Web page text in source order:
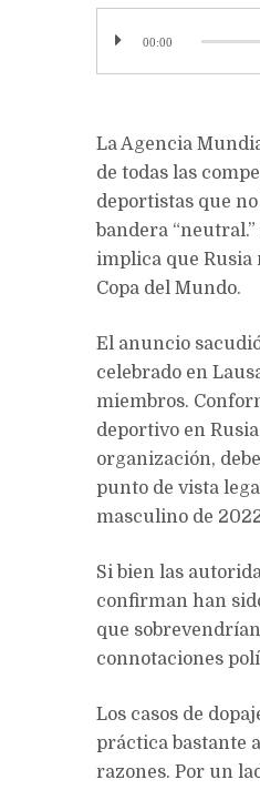
00:00
La Agencia
de todas las
deportistas que
bandera
implica que Rusia
Copa del Mundo.
El anuncio
celebrado en
miembros.
deportivo en
organización,
punto de vista
masculino de
Si bien las
confirman han
que
connotaciones
Los casos de
práctica bastante
razones. Por un